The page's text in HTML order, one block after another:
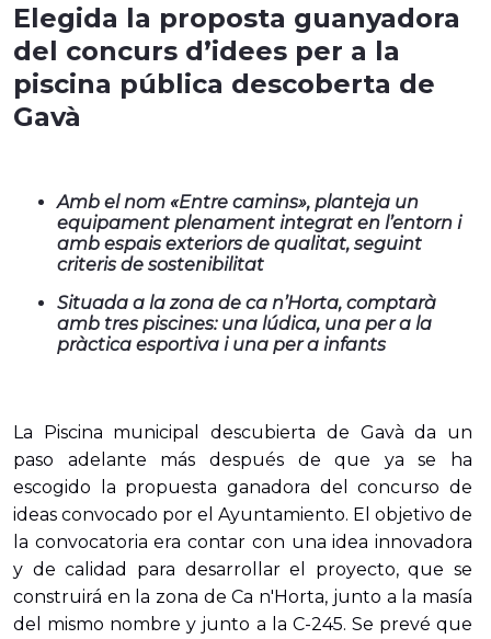
Elegida la proposta guanyadora
del concurs d’idees per a la
piscina pública descoberta de
Gavà
Amb el nom «Entre camins», planteja un
equipament plenament integrat en l’entorn i
amb espais exteriors de qualitat, seguint
criteris de sostenibilitat
Situada a la zona de ca n’Horta, comptarà
amb tres piscines: una lúdica, una per a la
pràctica esportiva i una per a infants
La Piscina municipal descubierta de Gavà da un
paso adelante más después de que ya se ha
escogido la propuesta ganadora del concurso de
ideas convocado por el Ayuntamiento. El objetivo de
la convocatoria era contar con una idea innovadora
y de calidad para desarrollar el proyecto, que se
construirá en la zona de Ca n'Horta, junto a la masía
del mismo nombre y junto a la C-245. Se prevé que